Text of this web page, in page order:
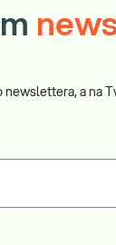
newslettera, a na